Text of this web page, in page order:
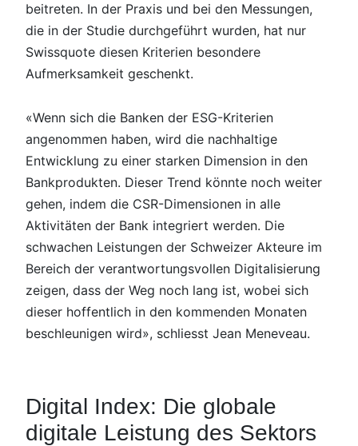
beitreten. In der Praxis und bei den Messungen,
die in der Studie durchgeführt wurden, hat nur
Swissquote diesen Kriterien besondere
Aufmerksamkeit geschenkt.
«Wenn sich die Banken der ESG-Kriterien
angenommen haben, wird die nachhaltige
Entwicklung zu einer starken Dimension in den
Bankprodukten. Dieser Trend könnte noch weiter
gehen, indem die CSR-Dimensionen in alle
Aktivitäten der Bank integriert werden. Die
schwachen Leistungen der Schweizer Akteure im
Bereich der verantwortungsvollen Digitalisierung
zeigen, dass der Weg noch lang ist, wobei sich
dieser hoffentlich in den kommenden Monaten
beschleunigen wird», schliesst Jean Meneveau.
Digital Index: Die globale
digitale Leistung des Sektors